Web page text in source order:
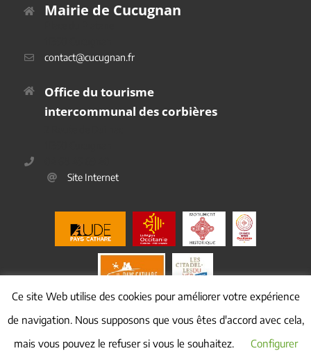
Mairie de Cucugnan
contact@cucugnan.fr
Office du tourisme
intercommunal des corbières
Site Internet
Ce site Web utilise des cookies pour améliorer votre expérience
de navigation. Nous supposons que vous êtes d'accord avec cela,
mais vous pouvez le refuser si vous le souhaitez.
Configurer